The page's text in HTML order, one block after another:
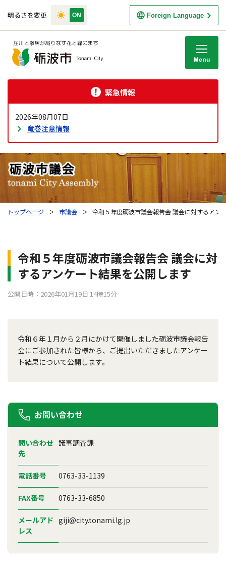
明るさを変更 Foreign Language
緊急情報
2026年08月07日
竜巻注意情報
トップページ ＞ 市議会 ＞ 令和５年度砺波市議会報告会 議会に対するアン
令和５年度砺波市議会報告会 議会に対
するアンケート結果を公開します
公開日時：2026年01月19日 14時15分
令和６年１月から２月にかけて開催しました砺波市議会報告
会にご参加された皆様から、ご提出いただきましたアンケー
ト結果について公開します。
お問い合わせ
問い合わせ
先
議事調査課
電話番号 0763-33-1139
FAX番号 0763-33-6850
メールアド
レス
giji@city.tonami.lg.jp